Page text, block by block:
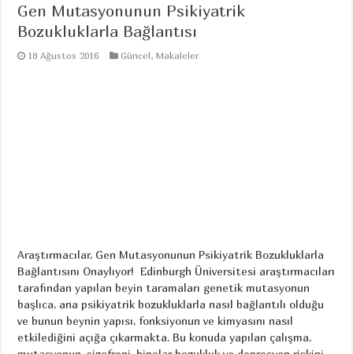
Gen Mutasyonunun Psikiyatrik
Bozukluklarla Bağlantısı
18 Ağustos 2016 Güncel,Makaleler
Araştırmacılar, Gen Mutasyonunun Psikiyatrik Bozukluklarla
Bağlantısını Onaylıyor! Edinburgh Üniversitesi araştırmacıları
tarafından yapılan beyin taramaları genetik mutasyonun
başlıca, ana psikiyatrik bozukluklarla nasıl bağlantılı olduğu
ve bunun beynin yapısı, fonksiyonun ve kimyasını nasıl
etkilediğini açığa çıkarmakta. Bu konuda yapılan çalışma,